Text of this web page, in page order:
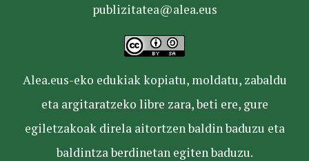
publizitatea@alea.eus
Alea.eus-eko edukiak kopiatu, moldatu, zabaldu
eta argitaratzeko libre zara, beti ere, gure
egiletzakoak direla aitortzen baldin baduzu eta
baldintza berdinetan egiten baduzu.